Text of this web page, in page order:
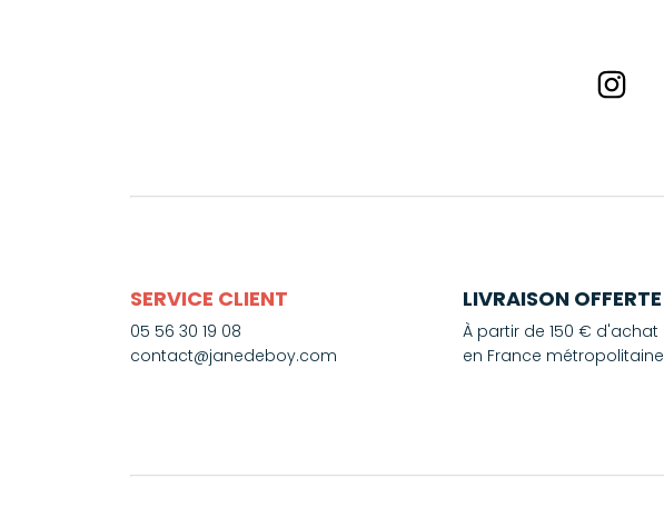
SERVICE CLIENT
05 56 30 19 08
contact@janedeboy.com
LIVRAISON OFFERTE
À partir de 150 € d'achat
en France métropolitaine